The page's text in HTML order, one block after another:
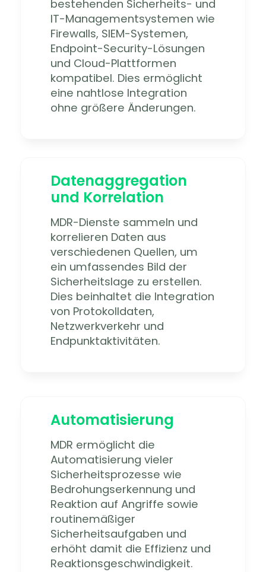
bestehenden Sicherheits- und
IT-Managementsystemen wie
Firewalls, SIEM-Systemen,
Endpoint-Security-Lösungen
und Cloud-Plattformen
kompatibel. Dies ermöglicht
eine nahtlose Integration
ohne größere Änderungen.
Datenaggregation
und Korrelation
MDR-Dienste sammeln und
korrelieren Daten aus
verschiedenen Quellen, um
ein umfassendes Bild der
Sicherheitslage zu erstellen.
Dies beinhaltet die Integration
von Protokolldaten,
Netzwerkverkehr und
Endpunktaktivitäten.
Automatisierung
MDR ermöglicht die
Automatisierung vieler
Sicherheitsprozesse wie
Bedrohungserkennung und
Reaktion auf Angriffe sowie
routinemäßiger
Sicherheitsaufgaben und
erhöht damit die Effizienz und
Reaktionsgeschwindigkeit.